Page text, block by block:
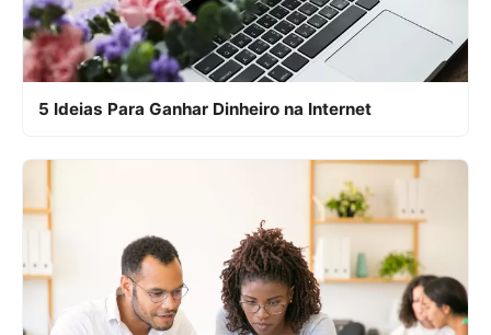
5 Ideias Para Ganhar Dinheiro na Internet